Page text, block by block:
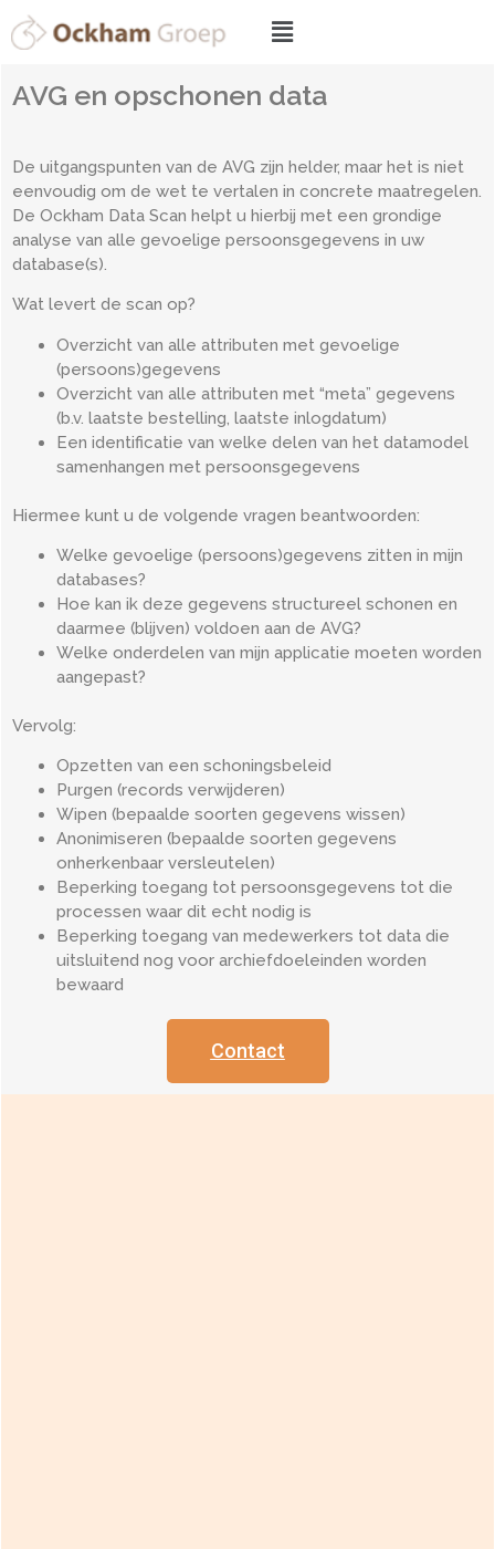
AVG en opschonen data
De uitgangspunten van de AVG zijn helder, maar het is niet
eenvoudig om de wet te vertalen in concrete maatregelen.
De Ockham Data Scan helpt u hierbij met een grondige
analyse van alle gevoelige persoonsgegevens in uw
database(s).
Wat levert de scan op?
Overzicht van alle attributen met gevoelige
(persoons)gegevens
Overzicht van alle attributen met “meta” gegevens
(b.v. laatste bestelling, laatste inlogdatum)
Een identificatie van welke delen van het datamodel
samenhangen met persoonsgegevens
Hiermee kunt u de volgende vragen beantwoorden:
Welke gevoelige (persoons)gegevens zitten in mijn
databases?
Hoe kan ik deze gegevens structureel schonen en
daarmee (blijven) voldoen aan de AVG?
Welke onderdelen van mijn applicatie moeten worden
aangepast?
Vervolg:
Opzetten van een schoningsbeleid
Purgen (records verwijderen)
Wipen (bepaalde soorten gegevens wissen)
Anonimiseren (bepaalde soorten gegevens
onherkenbaar versleutelen)
Beperking toegang tot persoonsgegevens tot die
processen waar dit echt nodig is
Beperking toegang van medewerkers tot data die
uitsluitend nog voor archiefdoeleinden worden
bewaard
Contact